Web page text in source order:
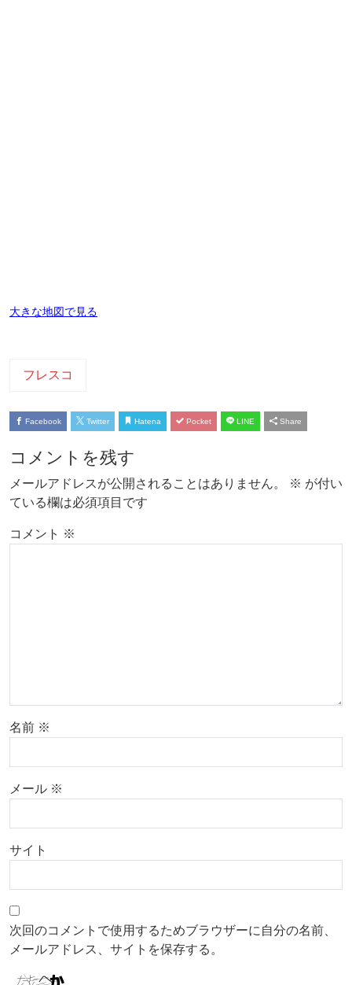
大きな地図で見る
フレスコ
Facebook Twitter Hatena Pocket LINE Share
コメントを残す
メールアドレスが公開されることはありません。 ※ が付い
ている欄は必須項目です
コメント ※
名前 ※
メール ※
サイト
次回のコメントで使用するためブラウザーに自分の名前、
メールアドレス、サイトを保存する。